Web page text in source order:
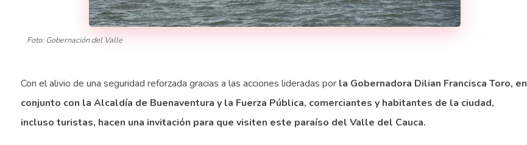
Foto: Gobernación del Valle
Con el alivio de una seguridad reforzada gracias a las acciones lideradas por la Gobernadora Dilian Francisca Toro, en
conjunto con la Alcaldía de Buenaventura y la Fuerza Pública, comerciantes y habitantes de la ciudad,
incluso turistas, hacen una invitación para que visiten este paraíso del Valle del Cauca.